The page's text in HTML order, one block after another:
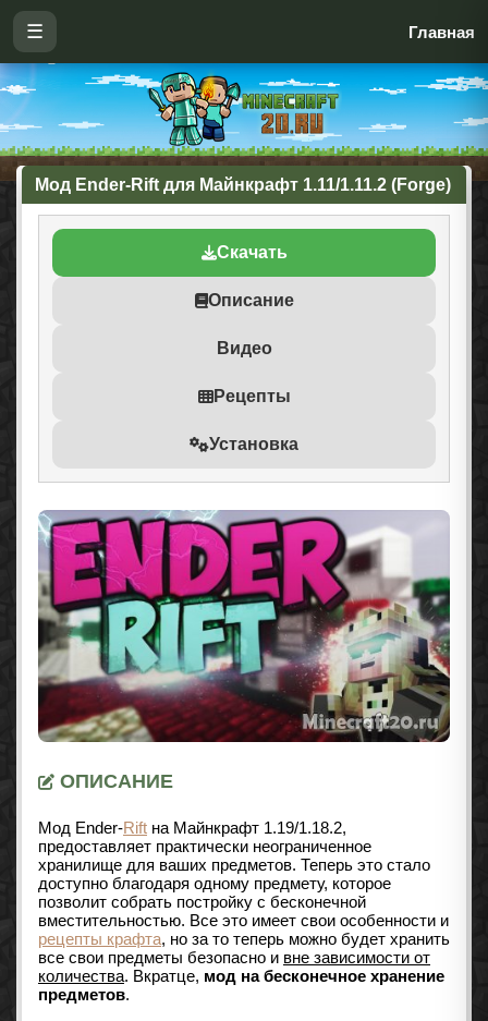
☰ Главная
Мод Ender-Rift для Майнкрафт 1.11/1.11.2 (Forge)
Скачать
Описание
Видео
Рецепты
Установка
ОПИСАНИЕ
Мод Ender-Rift на Майнкрафт 1.19/1.18.2,
предоставляет практически неограниченное
хранилище для ваших предметов. Теперь это стало
доступно благодаря одному предмету, которое
позволит собрать постройку с бесконечной
вместительностью. Все это имеет свои особенности и
рецепты крафта, но за то теперь можно будет хранить
все свои предметы безопасно и вне зависимости от
количества. Вкратце, мод на бесконечное хранение
предметов.